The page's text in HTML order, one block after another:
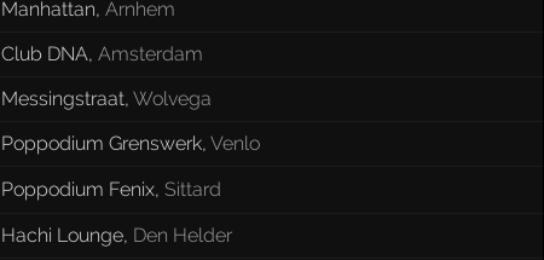
Manhattan, Arnhem
Club DNA, Amsterdam
Messingstraat, Wolvega
Poppodium Grenswerk, Venlo
Poppodium Fenix, Sittard
Hachi Lounge, Den Helder